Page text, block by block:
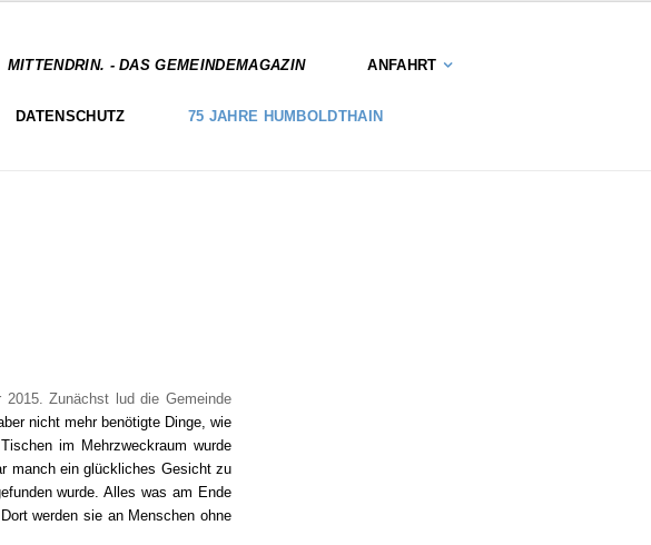
MITTENDRIN. - DAS GEMEINDEMAGAZIN ANFAHRT
DATENSCHUTZ 75 JAHRE HUMBOLDTHAIN
Zunächst lud die Gemeinde
nicht mehr benötigte Dinge, wie
im Mehrzweckraum wurde
manch ein glückliches Gesicht zu
wurde. Alles was am Ende
werden sie an Menschen ohne